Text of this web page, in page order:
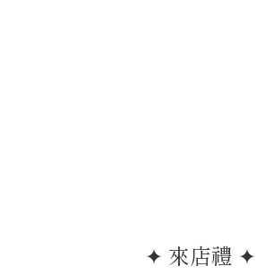
✦ 來店禮 ✦